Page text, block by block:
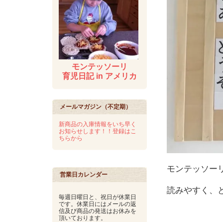
モンテッソーリ
育児日記 in アメリカ
メールマガジン（不定期）
新商品の入庫情報をいち早く
お知らせします！！登録はこ
ちらから
営業日カレンダー
毎週日曜日と、祝日が休業日
です。休業日にはメールの返
信及び商品の発送はお休みを
頂いております。
モンテッソー
読みやすく、